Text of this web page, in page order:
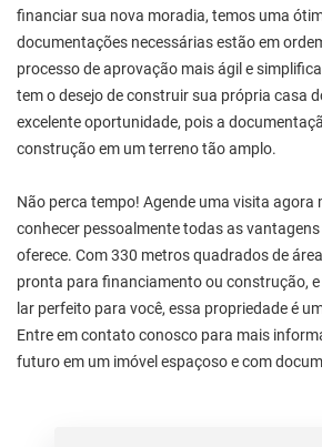
financiar sua nova moradia, temos uma
documentações necessárias estão em
processo de aprovação mais ágil e
tem o desejo de construir sua própria casa
excelente oportunidade, pois a
construção em um terreno tão amplo.
Não perca tempo! Agende uma visita agora
conhecer pessoalmente todas as vantagens
oferece. Com 330 metros quadrados de
pronta para financiamento ou construção,
lar perfeito para você, essa propriedade é
Entre em contato conosco para mais
futuro em um imóvel espaçoso e com